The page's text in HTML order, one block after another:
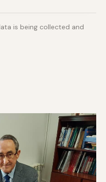
is being collected and